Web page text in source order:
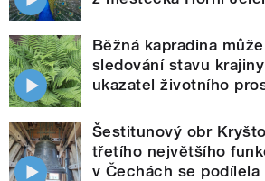
Běžná kapradina
sledování stavu
ukazatel životního
Šestitunový obr
třetího největšího
v Čechách se podílela